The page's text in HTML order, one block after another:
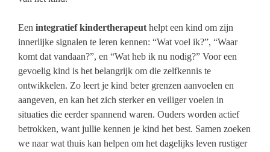
Een integratief kindertherapeut helpt een kind om zijn
innerlijke signalen te leren kennen: “Wat voel ik?”, “Waar
komt dat vandaan?”, en “Wat heb ik nu nodig?” Voor een
gevoelig kind is het belangrijk om die zelfkennis te
ontwikkelen. Zo leert je kind beter grenzen aanvoelen en
aangeven, en kan het zich sterker en veiliger voelen in
situaties die eerder spannend waren. Ouders worden actief
betrokken, want jullie kennen je kind het best. Samen zoeken
we naar wat thuis kan helpen om het dagelijks leven rustiger